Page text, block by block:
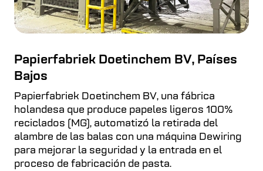
Papierfabriek Doetinchem BV, Países
Bajos
Papierfabriek Doetinchem BV, una fábrica
holandesa que produce papeles ligeros 100%
reciclados (MG), automatizó la retirada del
alambre de las balas con una máquina Dewiring
para mejorar la seguridad y la entrada en el
proceso de fabricación de pasta.